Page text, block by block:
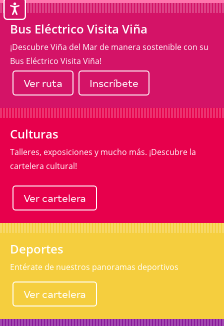
Bus Eléctrico Visita Viña
¡Descubre Viña del Mar de manera sostenible con su
Bus Eléctrico Visita Viña!
Ver ruta Inscríbete
Culturas
Talleres, exposiciones y mucho más. ¡Descubre la
cartelera cultural!
Ver cartelera
Deportes
Entérate de nuestros panoramas deportivos
Ver cartelera